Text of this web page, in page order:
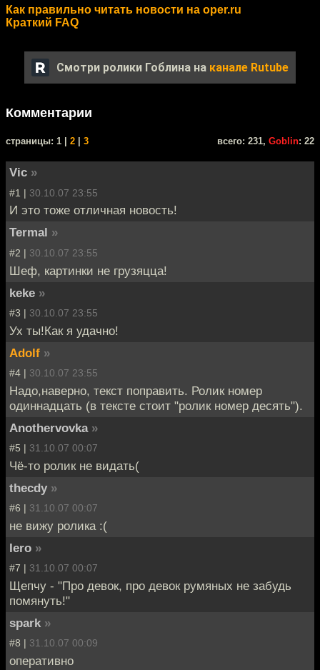
Как правильно читать новости на oper.ru
Краткий FAQ
Смотри ролики Гоблина на канале Rutube
Комментарии
cтраницы: 1 | 2 3 всего: 231, Goblin: 22
Vic »
#1 | 30.10.07 23:55
И это тоже отличная новость!
Termal »
#2 | 30.10.07 23:55
Шеф, картинки не грузяцца!
keke »
#3 | 30.10.07 23:55
Ух ты!Как я удачно!
Adolf »
#4 | 30.10.07 23:55
Надо,наверно, текст поправить. Ролик номер
одиннадцать (в тексте стоит "ролик номер десять").
Anothervovka »
#5 | 31.10.07 00:07
Чё-то ролик не видать(
thecdy »
#6 | 31.10.07 00:07
не вижу ролика :(
Iero »
#7 | 31.10.07 00:07
Щепчу - "Про девок, про девок румяных не забудь
помянуть!"
spark »
#8 | 31.10.07 00:09
оперативно